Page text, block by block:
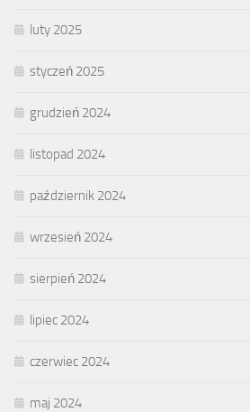
luty 2025
styczeń 2025
grudzień 2024
listopad 2024
październik 2024
wrzesień 2024
sierpień 2024
lipiec 2024
czerwiec 2024
maj 2024